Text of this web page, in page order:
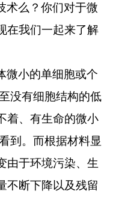
术么？你们对于微
在我们一起来了解
微小的单细胞或个
没有细胞结构的低
着、有生命的微小
到。而根据材料显
由于环境污染、生
不断下降以及残留